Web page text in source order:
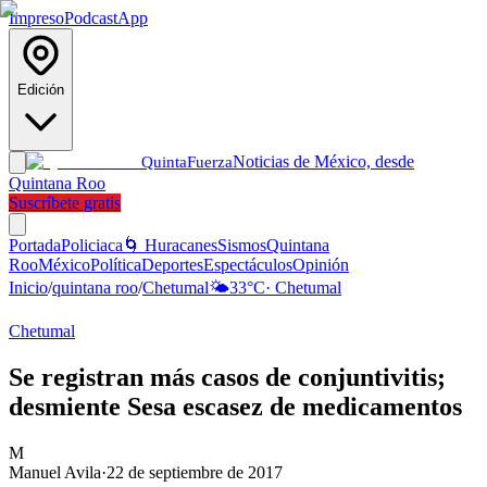
ImpresoPodcastApp
Edición
QuintaFuerzaNoticias de México, desde
Quintana Roo
Suscríbete gratis
PortadaPoliciaca 🌀 HuracanesSismosQuintana
RooMéxicoPolíticaDeportesEspectáculosOpinión
Inicio/quintana roo/Chetumal🌤️33°C· Chetumal
Chetumal
Se registran más casos de conjuntivitis;
desmiente Sesa escasez de medicamentos
M
Manuel Avila·22 de septiembre de 2017